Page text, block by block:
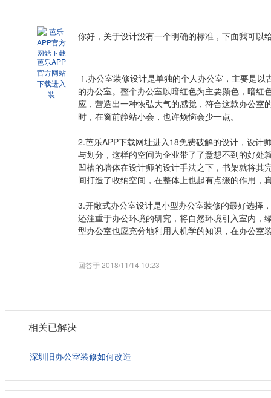
芭乐APP
官方网站
下载进入
装
你好，关于设计没有一个明确的标准，下面我可以
1.办公室装修设计是单独的个人办公室，主要是
的办公室。整个办公室以暗红色为主要颜色，暗红
应，营造出一种恢弘大气的感觉，符合这款办公室
时，在窗前静站小会，也许烦恼会少一点。
2.芭乐APP下载网址进入18免费破解的设计，设计
与划分，这样的空间为企业带了了意想不到的好
凹槽的墙体在设计师的设计手法之下，书架就将
间打造了收纳空间，在整体上也起有点缀的作用，
3.开敞式办公室设计是小型办公室装修的最好选择
还注重于办公环境的研究，将自然环境引入室内，
型办公室也应充分地利用人机学的知识，在办公室
回答于 2018/11/14 10:23
相关已解决
深圳旧办公室装修如何改造